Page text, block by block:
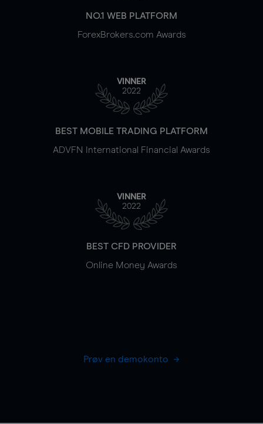
NO.1 WEB PLATFORM
ForexBrokers.com Awards
VINNER
2022
BEST MOBILE TRADING PLATFORM
ADVFN International Financial Awards
VINNER
2022
BEST CFD PROVIDER
Online Money Awards
Prøv en demokonto